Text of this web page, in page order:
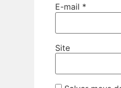
E-mail *
Site